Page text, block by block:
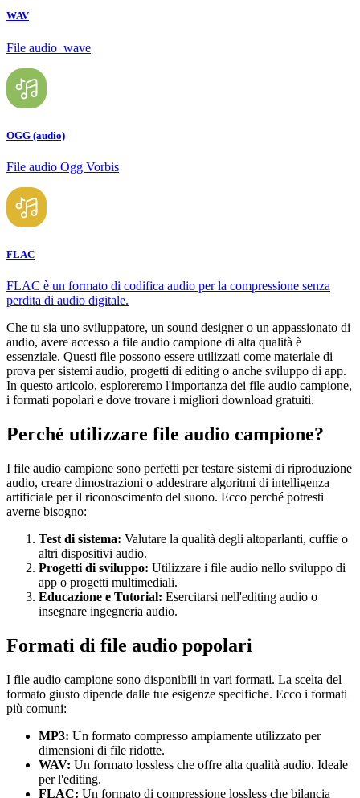
WAV
File audio_wave
OGG (audio)
File audio Ogg Vorbis
FLAC
FLAC è un formato di codifica audio per la compressione senza
perdita di audio digitale.
Che tu sia uno sviluppatore, un sound designer o un appassionato di
audio, avere accesso a file audio campione di alta qualità è
essenziale. Questi file possono essere utilizzati come materiale di
prova per sistemi audio, progetti di editing o anche sviluppo di app.
In questo articolo, esploreremo l'importanza dei file audio campione,
i formati popolari e dove trovare i migliori download gratuiti.
Perché utilizzare file audio campione?
I file audio campione sono perfetti per testare sistemi di riproduzione
audio, creare dimostrazioni o addestrare algoritmi di intelligenza
artificiale per il riconoscimento del suono. Ecco perché potresti
averne bisogno:
Test di sistema: Valutare la qualità degli altoparlanti, cuffie o
altri dispositivi audio.
Progetti di sviluppo: Utilizzare i file audio nello sviluppo di
app o progetti multimediali.
Educazione e Tutorial: Esercitarsi nell'editing audio o
insegnare ingegneria audio.
Formati di file audio popolari
I file audio campione sono disponibili in vari formati. La scelta del
formato giusto dipende dalle tue esigenze specifiche. Ecco i formati
più comuni:
MP3: Un formato compresso ampiamente utilizzato per
dimensioni di file ridotte.
WAV: Un formato lossless che offre alta qualità audio. Ideale
per l'editing.
FLAC: Un formato di compressione lossless che bilancia